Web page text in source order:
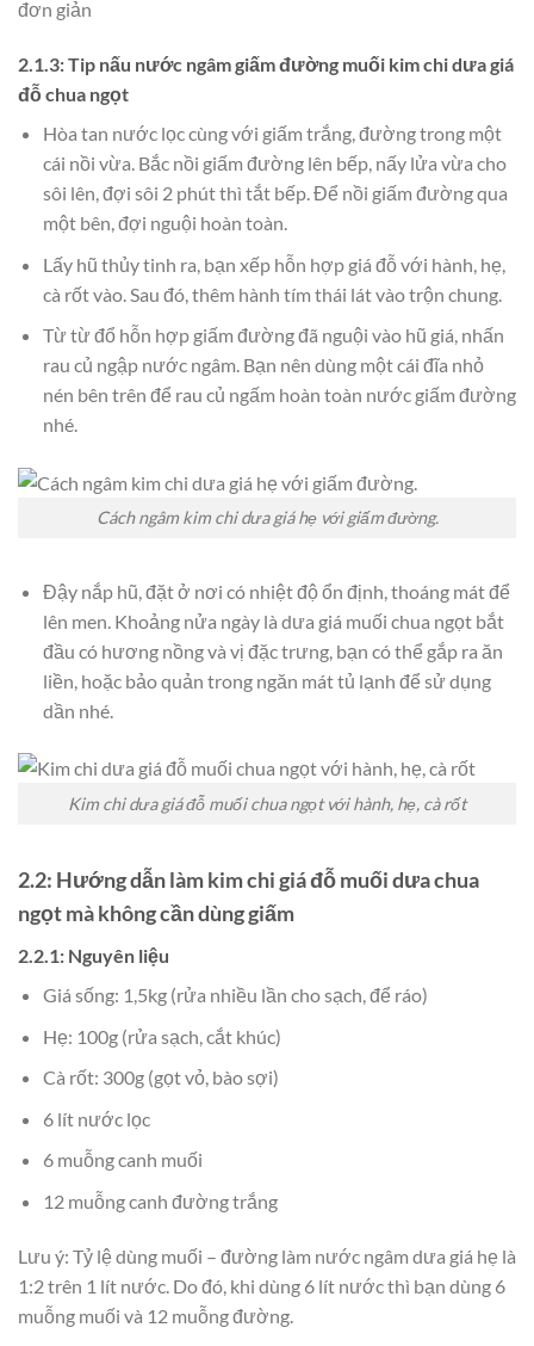
đơn giản
2.1.3: Tip nấu nước ngâm giấm đường muối kim chi dưa giá
đỗ chua ngọt
Hòa tan nước lọc cùng với giấm trắng, đường trong một
cái nồi vừa. Bắc nồi giấm đường lên bếp, nấy lửa vừa cho
sôi lên, đợi sôi 2 phút thì tắt bếp. Để nồi giấm đường qua
một bên, đợi nguội hoàn toàn.
Lấy hũ thủy tinh ra, bạn xếp hỗn hợp giá đỗ với hành, hẹ,
cà rốt vào. Sau đó, thêm hành tím thái lát vào trộn chung.
Từ từ đổ hỗn hợp giấm đường đã nguội vào hũ giá, nhấn
rau củ ngập nước ngâm. Bạn nên dùng một cái đĩa nhỏ
nén bên trên để rau củ ngấm hoàn toàn nước giấm đường
nhé.
Cách ngâm kim chi dưa giá hẹ với giấm đường.
Đậy nắp hũ, đặt ở nơi có nhiệt độ ổn định, thoáng mát để
lên men. Khoảng nửa ngày là dưa giá muối chua ngọt bắt
đầu có hương nồng và vị đặc trưng, bạn có thể gắp ra ăn
liền, hoặc bảo quản trong ngăn mát tủ lạnh để sử dụng
dần nhé.
Kim chi dưa giá đỗ muối chua ngọt với hành, hẹ, cà rốt
2.2: Hướng dẫn làm kim chi giá đỗ muối dưa chua
ngọt mà không cần dùng giấm
2.2.1: Nguyên liệu
Giá sống: 1,5kg (rửa nhiều lần cho sạch, để ráo)
Hẹ: 100g (rửa sạch, cắt khúc)
Cà rốt: 300g (gọt vỏ, bào sợi)
6 lít nước lọc
6 muỗng canh muối
12 muỗng canh đường trắng
Lưu ý: Tỷ lệ dùng muối – đường làm nước ngâm dưa giá hẹ là
1:2 trên 1 lít nước. Do đó, khi dùng 6 lít nước thì bạn dùng 6
muỗng muối và 12 muỗng đường.